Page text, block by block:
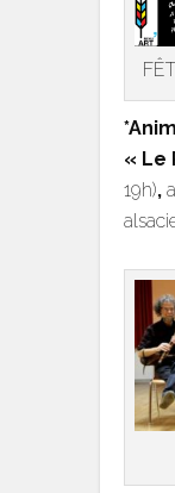
« Le
19h),